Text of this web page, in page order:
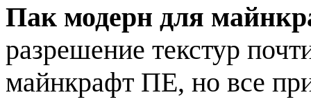
Пак модерн для
разрешение текстур
майнкрафт ПЕ, но все